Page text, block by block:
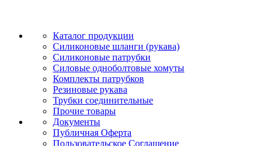
Каталог продукции
Силиконовые шланги (рукава)
Силиконовые патрубки
Силовые одноболтовые хомуты
Комплекты патрубков
Резиновые рукава
Трубки соединительные
Прочие товары
Документы
Публичная Оферта
Пользовательское Соглашение